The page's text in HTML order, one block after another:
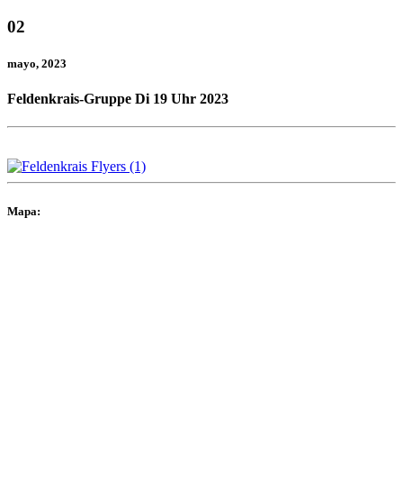
02
mayo, 2023
Feldenkrais-Gruppe Di 19 Uhr 2023
Mapa: